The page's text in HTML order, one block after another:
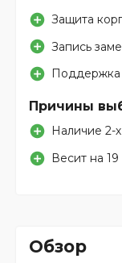
Защита
Запись
Поддержка
Причины
Наличие 2-
Весит на
Обзор